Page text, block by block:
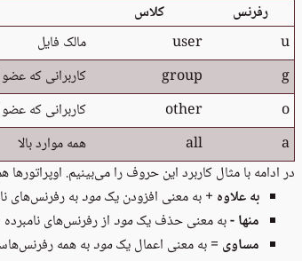
رفرنس
کلاس
u
user
مالک فایل
g
group
کاربرانی که
o
other
کاربرانی که
a
all
همه موارد بالا
در ادامه با مثال کاربرد این حروف را می‌بینیم.
به علاوه +به معنی افزودن یک ‫مودبه رفرنس‌های
منها -به معنی حذف یکموداز رفرنس‌های
مساوی =به معنی اعمال یکمودبه همه